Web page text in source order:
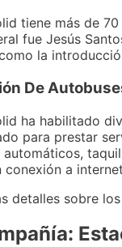
tiene más de
fue Jesús
la
De
ha habilitado
para prestar
a
detalles sobre